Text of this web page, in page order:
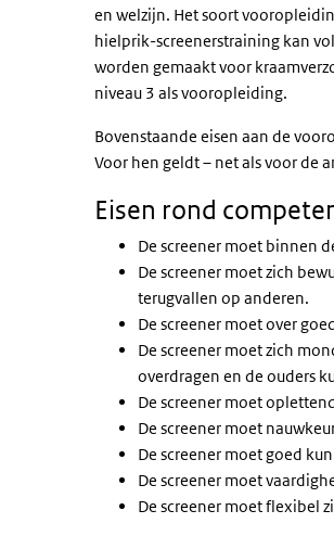
en welzijn. Het soort
hielprik-screenerstraining kan
worden gemaakt voor
niveau 3 als vooropleiding.
Bovenstaande eisen aan de
Voor hen geldt – net als voor de
Eisen rond
De screener moet binnen
De screener moet zich
terugvallen op anderen.
De screener moet over
De screener moet zich
overdragen en de ouders
De screener moet
De screener moet
De screener moet goed
De screener moet
De screener moet flexibel